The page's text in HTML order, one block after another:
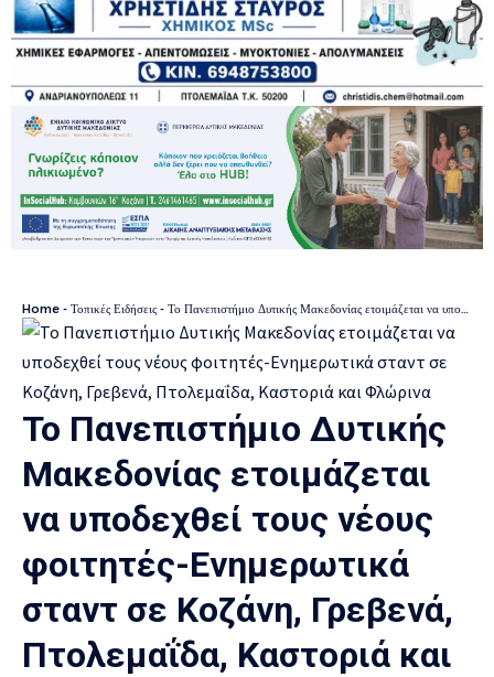
Home - Τοπικές Ειδήσεις - Το Πανεπιστήμιο Δυτικής Μακεδονίας ετοιμάζεται να υποδεχθεί τους νέους φοιτητές-Ενημερωτικά σταντ σε Κοζάνη, Γρεβενά, Πτολεμαΐδα, Καστοριά και Φλώρινα
Το Πανεπιστήμιο Δυτικής
Μακεδονίας ετοιμάζεται
να υποδεχθεί τους νέους
φοιτητές-Ενημερωτικά
σταντ σε Κοζάνη, Γρεβενά,
Πτολεμαΐδα, Καστοριά και